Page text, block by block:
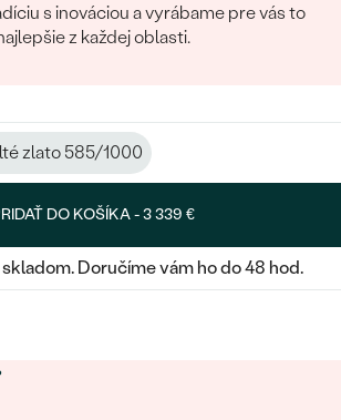
s inováciou a vyrábame pre vás to
z každej oblasti.
zlato 585/1000
DO KOŠÍKA -3 339 €
Doručíme vám ho do 48 hod.